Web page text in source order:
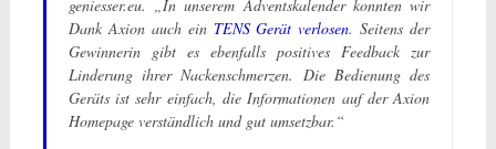
geniesser.eu. „In unserem Adventskalender konnten wir
Dank Axion auch ein TENS Gerät verlosen. Seitens der
Gewinnerin gibt es ebenfalls positives Feedback zur
Linderung ihrer Nackenschmerzen. Die Bedienung des
Geräts ist sehr einfach, die Informationen auf der Axion
Homepage verständlich und gut umsetzbar.“